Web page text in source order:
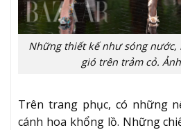
Những thiết kế như sóng nước,
gió trên trảm cỏ.
Trên trang phục, có những
cánh hoa khổng lồ. Những